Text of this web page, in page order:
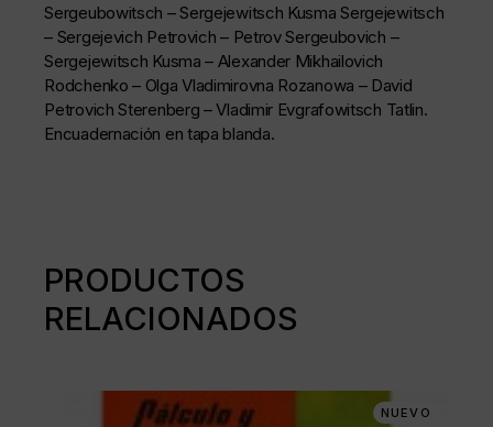
Sergeubowitsch – Sergejewitsch Kusma Sergejewitsch
– Sergejevich Petrovich – Petrov Sergeubovich –
Sergejewitsch Kusma – Alexander Mikhailovich
Rodchenko – Olga Vladimirovna Rozanowa – David
Petrovich Sterenberg – Vladimir Evgrafowitsch Tatlin.
Encuadernación en tapa blanda.
PRODUCTOS
RELACIONADOS
NUEVO